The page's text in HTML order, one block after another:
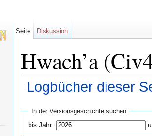
Hwach’a
Logbücher dieser
In der Versionsgeschichte suchen
bis Jahr:
Seite Diskussion